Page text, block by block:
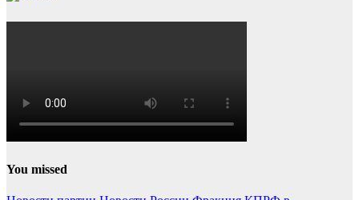
You missed